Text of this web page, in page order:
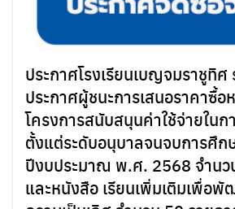
ประกาศโรงเรียนเบญจมราชูทิศ
ประกาศผู้ชนะการเสนอราคาซื้อ
โครงการสนับสนุนค่าใช้จ่ายใน
ตั้งแต่ระดับอนุบาลจนจบการศึ
ปีงบประมาณ พ.ศ. 2568 จำนว
และหนังสือ เรียนเพิ่มเติมเพื่อ